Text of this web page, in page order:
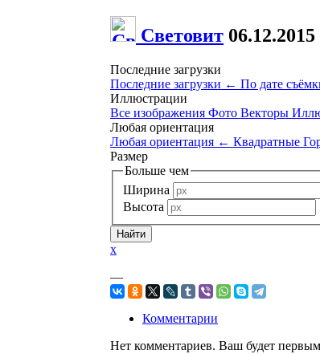
Световит 06.12.2015
Последние загрузки
Последние загрузки ← По дате
Иллюстрации
Все изображения Фото Векторы
Любая ориентация
Любая ориентация ← Квадратные
Размер
Больше чем
Ширина
Высота
x
—
Комментарии
Нет комментариев. Ваш будет